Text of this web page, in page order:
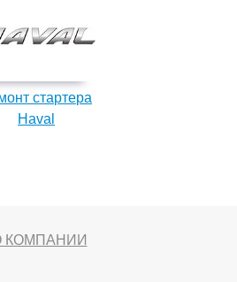
стартера
Haval
КОМПАНИИ